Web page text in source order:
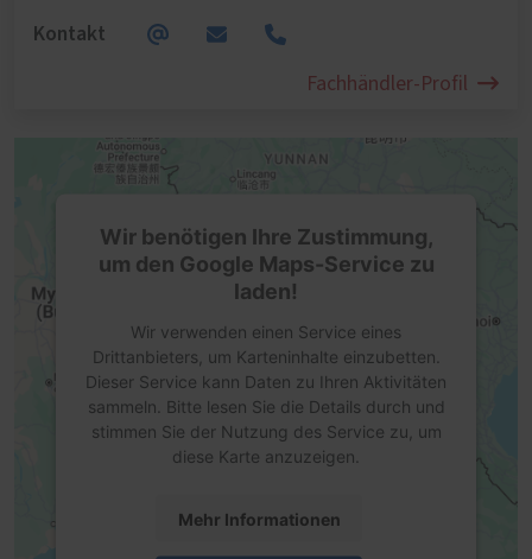
Kontakt
Fachhändler-Profil
Wir benötigen Ihre Zustimmung,
um den Google Maps-Service zu
laden!
Wir verwenden einen Service eines
Drittanbieters, um Karteninhalte einzubetten.
Dieser Service kann Daten zu Ihren Aktivitäten
sammeln. Bitte lesen Sie die Details durch und
stimmen Sie der Nutzung des Service zu, um
diese Karte anzuzeigen.
Mehr Informationen